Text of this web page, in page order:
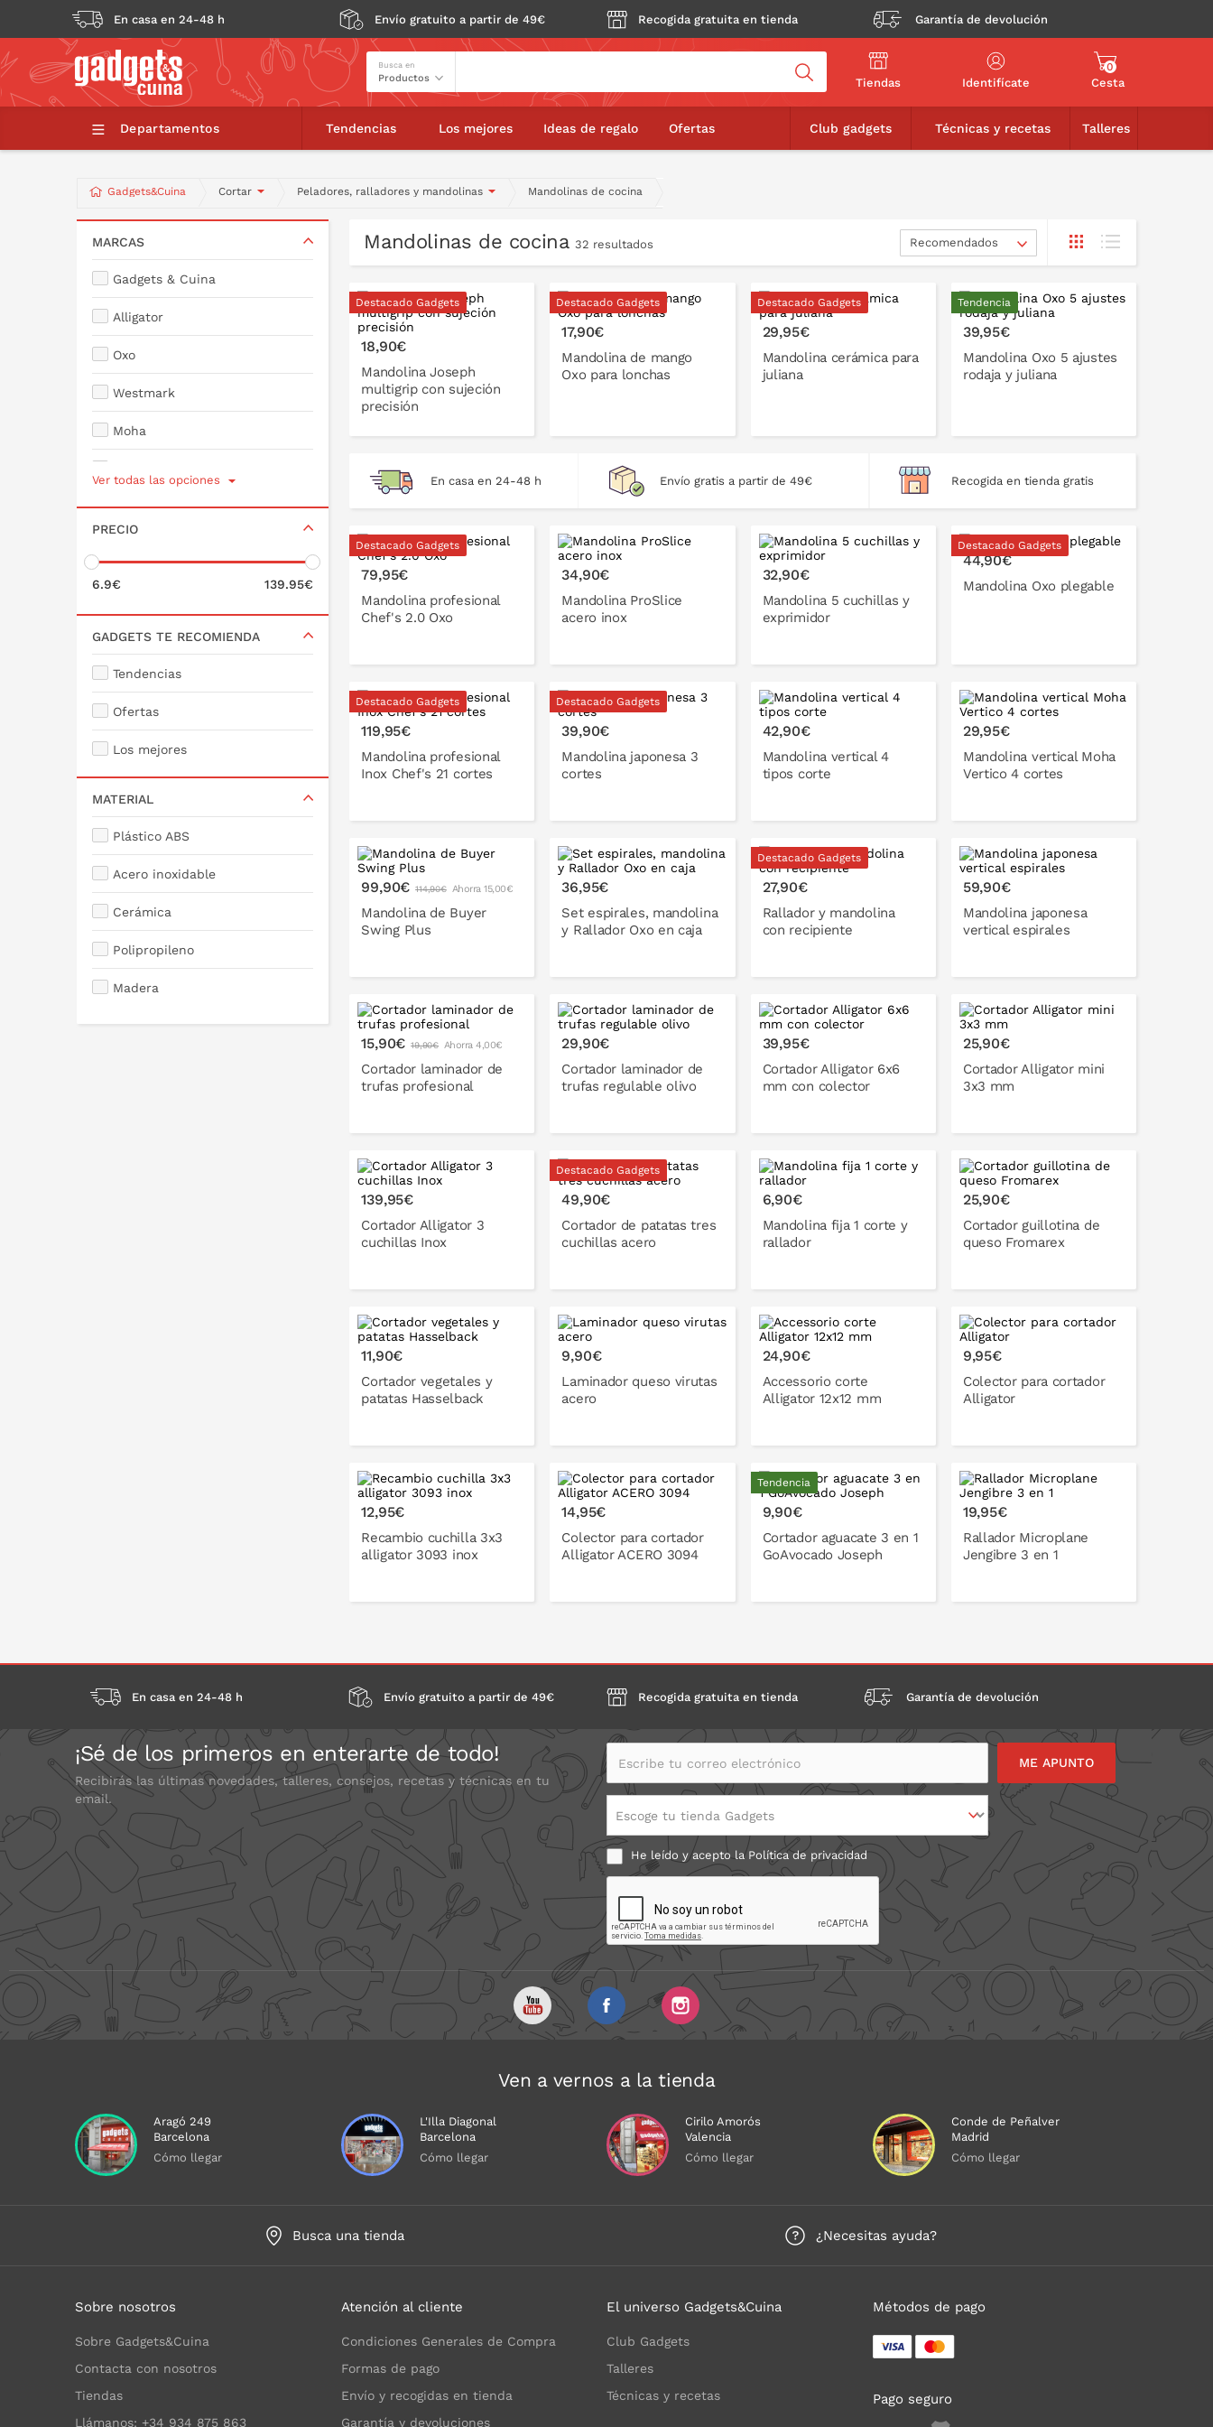
En casa en 24-48 h Envío gratuito a partir de 49€ Recogida gratuita en tienda Garantía de devolución
Busca en
Tiendas Identifícate
0
Cesta
Departamentos Tendencias Los mejores Ideas de regalo Ofertas Club gadgets Técnicas y recetas Talleres
Gadgets&Cuina Cortar Peladores, ralladores y mandolinas Mandolinas de cocina
MARCAS
Gadgets & Cuina
Alligator
Oxo
Westmark
Moha
de Buyer
Microplane
Kyocera
Ver todas las opciones
PRECIO
6.9€ 139.95€
GADGETS TE RECOMIENDA
Tendencias
Ofertas
Los mejores
MATERIAL
Plástico ABS
Acero inoxidable
Cerámica
Polipropileno
Madera
Mandolinas de cocina 32 resultados Recomendados
Destacado Gadgets
18,90€
Mandolina Joseph
multigrip con sujeción
precisión
PONLO EN LA CESTA
Destacado Gadgets
17,90€
Mandolina de mango
Oxo para lonchas
PONLO EN LA CESTA
Destacado Gadgets
29,95€
Mandolina cerámica para
juliana
Tendencia
39,95€
Mandolina Oxo 5 ajustes
rodaja y juliana
PONLO EN LA CESTA
En casa en 24-48 h Envío gratis a partir de 49€ Recogida en tienda gratis
Destacado Gadgets
79,95€
Mandolina profesional
Chef's 2.0 Oxo
PONLO EN LA CESTA
34,90€
Mandolina ProSlice
acero inox
PONLO EN LA CESTA
32,90€
Mandolina 5 cuchillas y
exprimidor
PONLO EN LA CESTA
Destacado Gadgets
44,90€
Mandolina Oxo plegable
PONLO EN LA CESTA
Destacado Gadgets
119,95€
Mandolina profesional
Inox Chef's 21 cortes
PONLO EN LA CESTA
Destacado Gadgets
39,90€
Mandolina japonesa 3
cortes
PONLO EN LA CESTA
42,90€
Mandolina vertical 4
tipos corte
PONLO EN LA CESTA
29,95€
Mandolina vertical Moha
Vertico 4 cortes
PONLO EN LA CESTA
99,90€ 114,90€ Ahorra 15,00€
Mandolina de Buyer
Swing Plus
PONLO EN LA CESTA
36,95€
Set espirales, mandolina
y Rallador Oxo en caja
PONLO EN LA CESTA
Destacado Gadgets
27,90€
Rallador y mandolina
con recipiente
PONLO EN LA CESTA
59,90€
Mandolina japonesa
vertical espirales
PONLO EN LA CESTA
15,90€ 19,90€ Ahorra 4,00€
Cortador laminador de
trufas profesional
PONLO EN LA CESTA
29,90€
Cortador laminador de
trufas regulable olivo
PONLO EN LA CESTA
39,95€
Cortador Alligator 6x6
mm con colector
PONLO EN LA CESTA
25,90€
Cortador Alligator mini
3x3 mm
PONLO EN LA CESTA
139,95€
Cortador Alligator 3
cuchillas Inox
PONLO EN LA CESTA
Destacado Gadgets
49,90€
Cortador de patatas tres
cuchillas acero
PONLO EN LA CESTA
6,90€
Mandolina fija 1 corte y
rallador
25,90€
Cortador guillotina de
queso Fromarex
PONLO EN LA CESTA
11,90€
Cortador vegetales y
patatas Hasselback
PONLO EN LA CESTA
9,90€
Laminador queso virutas
acero
PONLO EN LA CESTA
24,90€
Accessorio corte
Alligator 12x12 mm
PONLO EN LA CESTA
9,95€
Colector para cortador
Alligator
PONLO EN LA CESTA
12,95€
Recambio cuchilla 3x3
alligator 3093 inox
PONLO EN LA CESTA
14,95€
Colector para cortador
Alligator ACERO 3094
PONLO EN LA CESTA
Tendencia
9,90€
Cortador aguacate 3 en 1
GoAvocado Joseph
PONLO EN LA CESTA
19,95€
Rallador Microplane
Jengibre 3 en 1
PONLO EN LA CESTA
En casa en 24-48 h Envío gratuito a partir de 49€ Recogida gratuita en tienda Garantía de devolución
¡Sé de los primeros en enterarte de todo!
Recibirás las últimas novedades, talleres, consejos, recetas y técnicas en tu
email.
Escribe tu correo electrónico
Escoge tu tienda Gadgets
He leído y acepto la Política de privacidad
Ven a vernos a la tienda
Aragó 249
Barcelona
Cómo llegar
L'Illa Diagonal
Barcelona
Cómo llegar
Cirilo Amorós
Valencia
Cómo llegar
Conde de Peñalver
Madrid
Cómo llegar
Busca una tienda ¿Necesitas ayuda?
Sobre nosotros
Sobre Gadgets&Cuina
Contacta con nosotros
Tiendas
Llámanos: +34 934 875 863
Atención al cliente
Condiciones Generales de Compra
Formas de pago
Envío y recogidas en tienda
Garantía y devoluciones
El universo Gadgets&Cuina
Club Gadgets
Talleres
Técnicas y recetas
Métodos de pago
Pago seguro